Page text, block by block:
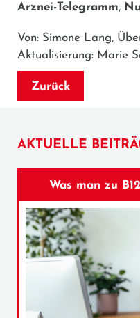
Arznei-Telegramm,
Von: Simone Lang,
Aktualisierung: Marie
Zurück
AKTUELLE
Was man zu